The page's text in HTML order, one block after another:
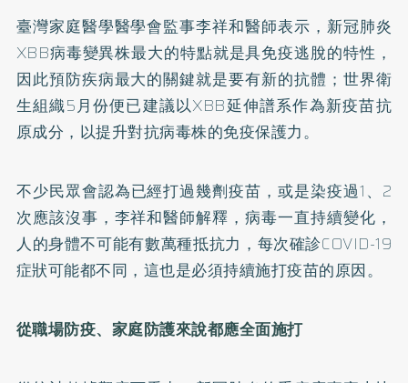
臺灣家庭醫學醫學會監事李祥和醫師表示，新冠肺炎
XBB病毒變異株最大的特點就是具免疫逃脫的特性，
因此預防疾病最大的關鍵就是要有新的抗體；世界衛
生組織5月份便已建議以XBB延伸譜系作為新疫苗抗
原成分，以提升對抗病毒株的免疫保護力。
不少民眾會認為已經打過幾劑疫苗，或是染疫過1、2
次應該沒事，李祥和醫師解釋，病毒一直持續變化，
人的身體不可能有數萬種抵抗力，每次確診COVID-19
症狀可能都不同，這也是必須持續施打疫苗的原因。
從職場防疫、家庭防護來說都應全面施打